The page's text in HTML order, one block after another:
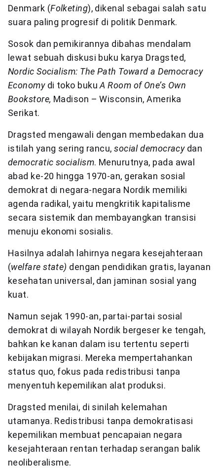
Denmark (Folketing), dikenal sebagai salah satu
suara paling progresif di politik Denmark.
Sosok dan pemikirannya dibahas mendalam
lewat sebuah diskusi buku karya Dragsted,
Nordic Socialism: The Path Toward a Democracy
Economy di toko bukuA Room of One’s Own
Bookstore, Madison – Wisconsin, Amerika
Serikat.
Dragsted mengawali dengan membedakan dua
istilah yang sering rancu,social democracydan
democratic socialism. Menurutnya, pada awal
abad ke-20 hingga 1970-an, gerakan sosial
demokrat di negara-negara Nordik memiliki
agenda radikal, yaitu mengkritik kapitalisme
secara sistemik dan membayangkan transisi
menuju ekonomi sosialis.
Hasilnya adalah lahirnya negara kesejahteraan
(welfare state) dengan pendidikan gratis, layanan
kesehatan universal, dan jaminan sosial yang
kuat.
Namun sejak 1990-an, partai-partai sosial
demokrat di wilayah Nordik bergeser ke tengah,
bahkan ke kanan dalam isu tertentu seperti
kebijakan migrasi. Mereka mempertahankan
status quo, fokus pada redistribusi tanpa
menyentuh kepemilikan alat produksi.
Dragsted menilai, di sinilah kelemahan
utamanya. Redistribusi tanpa demokratisasi
kepemilikan membuat pencapaian negara
kesejahteraan rentan terhadap serangan balik
neoliberalisme.